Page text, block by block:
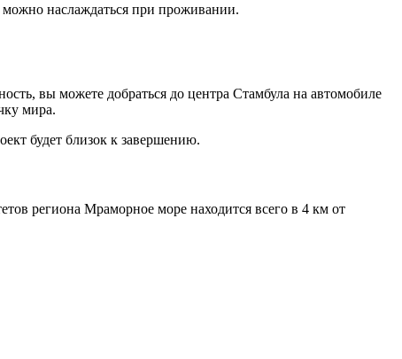
наслаждаться при проживании.
вы можете добраться до центра Стамбула на автомобиле
мира.
будет близок к завершению.
региона Мраморное море находится всего в 4 км от